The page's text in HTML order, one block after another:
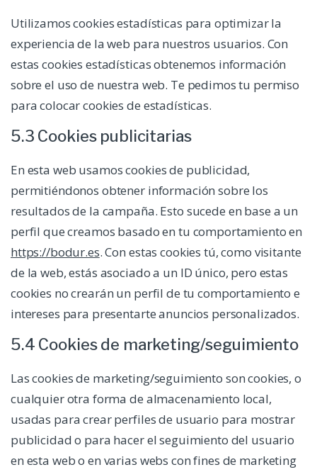
Utilizamos cookies estadísticas para optimizar la
experiencia de la web para nuestros usuarios. Con
estas cookies estadísticas obtenemos información
sobre el uso de nuestra web. Te pedimos tu permiso
para colocar cookies de estadísticas.
5.3 Cookies publicitarias
En esta web usamos cookies de publicidad,
permitiéndonos obtener información sobre los
resultados de la campaña. Esto sucede en base a un
perfil que creamos basado en tu comportamiento en
https://bodur.es. Con estas cookies tú, como visitante
de la web, estás asociado a un ID único, pero estas
cookies no crearán un perfil de tu comportamiento e
intereses para presentarte anuncios personalizados.
5.4 Cookies de marketing/seguimiento
Las cookies de marketing/seguimiento son cookies, o
cualquier otra forma de almacenamiento local,
usadas para crear perfiles de usuario para mostrar
publicidad o para hacer el seguimiento del usuario
en esta web o en varias webs con fines de marketing